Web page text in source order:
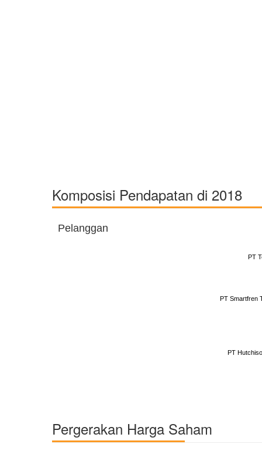
Komposisi Pendapatan di 2018
Pelanggan
PT
PT Smartfren
PT
Pergerakan Harga Saham